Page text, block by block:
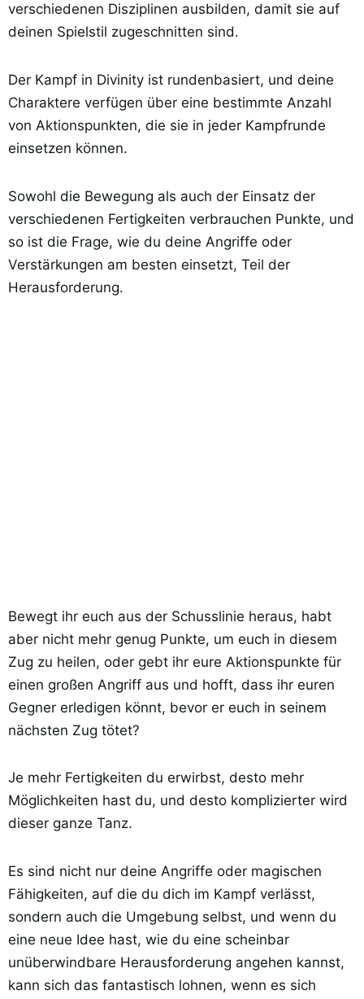
verschiedenen Disziplinen ausbilden, damit sie auf
deinen Spielstil zugeschnitten sind.
Der Kampf in Divinity ist rundenbasiert, und deine
Charaktere verfügen über eine bestimmte Anzahl
von Aktionspunkten, die sie in jeder Kampfrunde
einsetzen können.
Sowohl die Bewegung als auch der Einsatz der
verschiedenen Fertigkeiten verbrauchen Punkte, und
so ist die Frage, wie du deine Angriffe oder
Verstärkungen am besten einsetzt, Teil der
Herausforderung.
Bewegt ihr euch aus der Schusslinie heraus, habt
aber nicht mehr genug Punkte, um euch in diesem
Zug zu heilen, oder gebt ihr eure Aktionspunkte für
einen großen Angriff aus und hofft, dass ihr euren
Gegner erledigen könnt, bevor er euch in seinem
nächsten Zug tötet?
Je mehr Fertigkeiten du erwirbst, desto mehr
Möglichkeiten hast du, und desto komplizierter wird
dieser ganze Tanz.
Es sind nicht nur deine Angriffe oder magischen
Fähigkeiten, auf die du dich im Kampf verlässt,
sondern auch die Umgebung selbst, und wenn du
eine neue Idee hast, wie du eine scheinbar
unüberwindbare Herausforderung angehen kannst,
kann sich das fantastisch lohnen, wenn es sich